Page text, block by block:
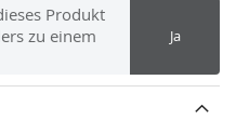
Produkt
zu einem
Ja